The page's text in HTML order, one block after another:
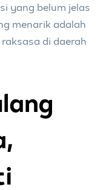
yang belum jelas
menarik adalah
di daerah